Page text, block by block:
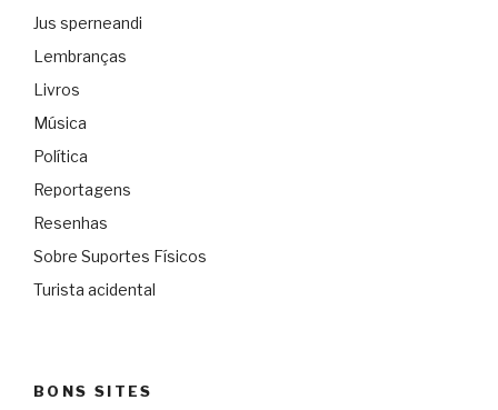
Jus sperneandi
Lembranças
Livros
Música
Política
Reportagens
Resenhas
Sobre Suportes Físicos
Turista acidental
BONS SITES